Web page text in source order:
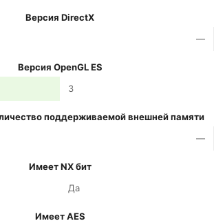
Версия DirectX
—
Версия OpenGL ES
3
поддерживаемой внешней памяти
—
Имеет NX бит
Да
Имеет AES